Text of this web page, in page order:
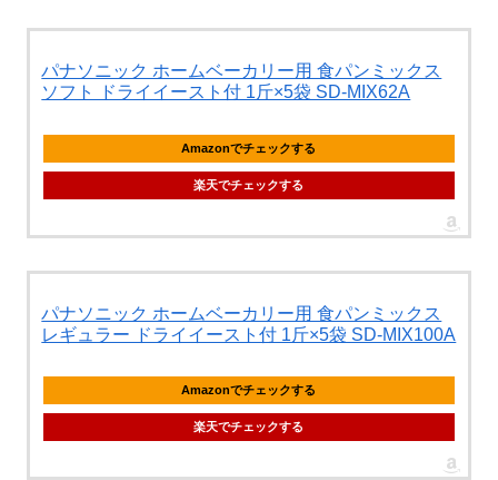
パナソニック ホームベーカリー用 食パンミックス
ソフト ドライイースト付 1斤×5袋 SD-MIX62A
Amazonでチェックする
楽天でチェックする
パナソニック ホームベーカリー用 食パンミックス
レギュラー ドライイースト付 1斤×5袋 SD-MIX100A
Amazonでチェックする
楽天でチェックする